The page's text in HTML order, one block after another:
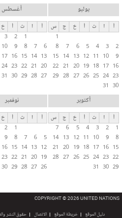
يوليو
أ ا ث أ خ ج
س
1
2
3
4
5
6
7
8
9
10
11
12
13
14
15
16
17
18
19
20
21
22
23
24
25
26
27
28
29
30
31
أغسطس
أ ا ث أ خ
1
2
3
6
7
8
9
10
13
14
15
16
17
20
21
22
23
24
27
28
29
30
31
أكتوبر
أ ا ث أ خ ج
س
1
2
3
4
5
6
7
8
9
10
11
12
13
14
15
16
17
18
19
20
21
22
23
24
25
26
27
28
29
30
31
نوفمبر
أ ا ث أ خ
1
2
5
6
7
8
9
12
13
14
15
16
19
20
21
22
23
26
27
28
29
30
COPYRIGHT © 2026 UNITED NATIONS
دليل الموقع خريطة الموقع الاتصال حقوق النشر